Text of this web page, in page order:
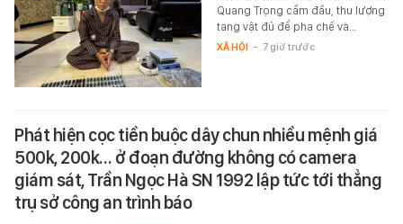
Quang Trọng cầm đầu, thu lượng
tang vật đủ để pha chế và…
XÃ HỘI - 7 giờ trước
Phát hiện cọc tiền buộc dây chun nhiều mệnh giá
500k, 200k… ở đoạn đường không có camera
giám sát, Trần Ngọc Hà SN 1992 lập tức tới thẳng
trụ sở công an trình báo